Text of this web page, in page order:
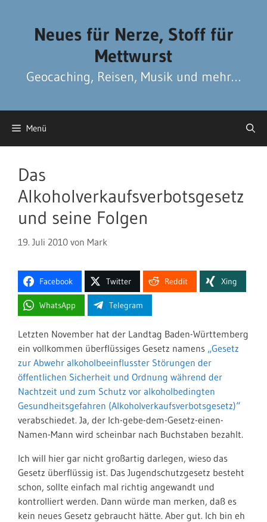
Neues für Nerze, Stoff für
Mettwurst
Geocaching, Reisen, Musik und mehr…
Menü
Das
Alkoholverkaufsverbotsgesetz
und seine Folgen
19. Juli 2010 von Mark
Facebook Twitter Reddit Xing
WhatsApp Telegram
Letzten November hat der Landtag Baden-Württemberg
ein vollkommen überflüssiges Gesetz namens „Gesetz
zur Abwehr alkoholbeeinflusster Störungen der
öffentlichen Sicherheit und Ordnung während der
Nachtzeit und zum Schutz vor alkoholbedingten
Gesundheitsgefahren (Alkoholverkaufsverbotsgesetz)“
verabschiedet. Ja, der Ich-gebe-dem-Gesetz-einen-
Namen-Mann wird scheinbar nach Buchstaben bezahlt.
Ich will hier gar nicht großartig darlegen, wieso das
Gesetz überflüssig ist. Das Jugendschutzgesetz besteht
schon, sollte einfach mal richtig angewandt und
kontrolliert werden. Dann würde man merken, daß es
kein neues Gesetz gebraucht hätte. Aber gut. Ich bin eh